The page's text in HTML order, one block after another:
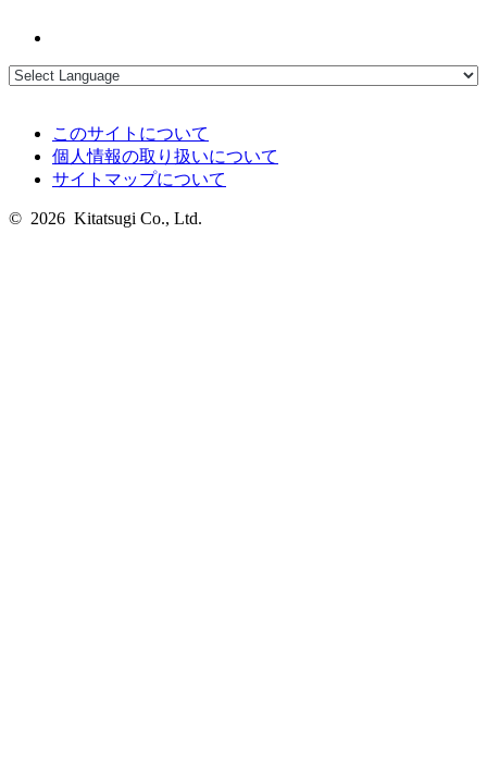
このサイトについて
個人情報の取り扱いについて
サイトマップについて
© 2026 Kitatsugi Co., Ltd.